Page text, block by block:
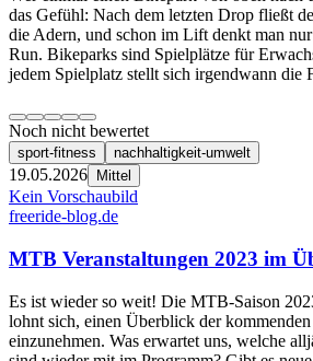
das Gefühl: Nach dem letzten Drop fließt
die Adern, und schon im Lift denkt man nur
Run. Bikeparks sind Spielplätze für
jedem Spielplatz stellt sich irgendwann die
Noch nicht bewertet
sport-fitness nachhaltigkeit-umwelt
19.05.2026 Mittel
Kein Vorschaubild
freeride-blog.de
MTB Veranstaltungen 2023 im
Es ist wieder so weit! Die MTB-Saison
lohnt sich, einen Überblick der kommenden
einzunehmen. Was erwartet uns, welche